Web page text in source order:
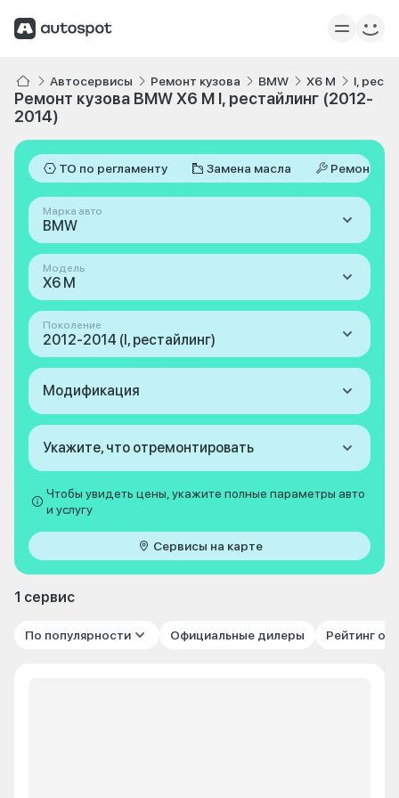
Автосервисы Ремонт кузова BMW X6 M I,
Ремонт кузова BMW X6 M I, рестайлинг (2012-
2014)
ТО по регламенту Замена масла Ремонт
Марка авто
BMW
Модель
X6 M
Поколение
2012-2014 (I, рестайлинг)
Модификация
Укажите, что отремонтировать
Чтобы увидеть цены, укажите полные параметры авто
и услугу
Сервисы на карте
1 сервис
По популярности Официальные дилеры Рейтинг